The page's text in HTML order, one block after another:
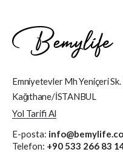
Emniyetevler Mh Yeniçeri
Kağıthane/İSTANBUL
Yol Tarifi Al
E-posta:
Telefon: +90 533 266 83